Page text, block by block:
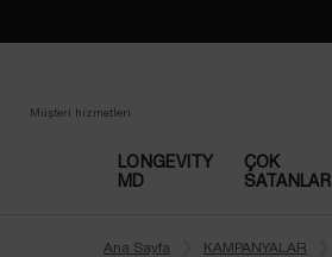
Müşteri hizmetleri
LONGEVITY
MD
ÇOK
SATANLAR​
Ana Sayfa
KAMPANYALAR